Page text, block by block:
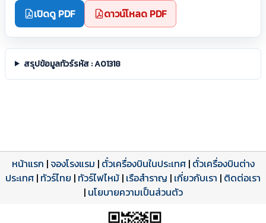
เปิดดู PDF ดาวน์โหลด PDF
สรุปข้อมูลทัวร์รหัส : A01318
โปรแกรมทัวร์
ดาวน์โหลด PDF
รีวิวลูกค้าจริง
รีวิวจาก eTravelWay
เปิดหน้าเต็ม
ใบอนุญาตนำเที่ยว
เลขที่ 11/11450
เปิดหน้าเต็ม
หน้าแรก |จองโรงแรม | ตั๋วเครื่องบินในประเทศ| ตั๋วเครื่องบินต่าง
ประเทศ | ทัวร์ไทย | ทัวร์ไฟไหม้ | เรือสำราญ | เกี่ยวกับเรา | ติดต่อเรา
| นโยบายความเป็นส่วนตัว